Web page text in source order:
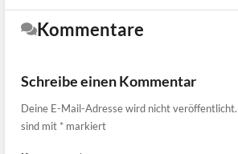
Kommentare
Schreibe einen Kommentar
Deine E-Mail-Adresse wird nicht veröffentlicht.
sind mit * markiert